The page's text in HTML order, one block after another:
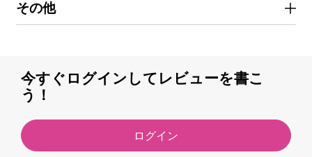
その他
今すぐログインしてレビューを書こ
う！
ログイン